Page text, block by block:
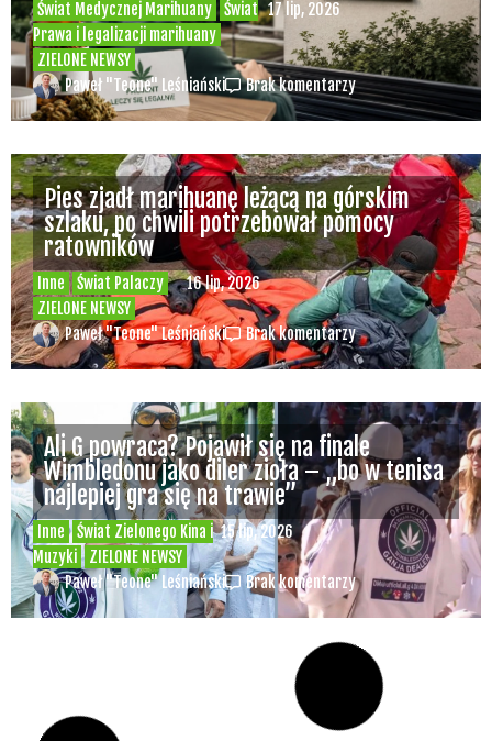
Paweł "Teone" Leśniański Brak komentarzy
O nas
JESTEŚMY NIEZALEŻNYM PORTALEM KONOPNYM,
GROMADZĄCYM INFORMACJE DOTYCZĄCE KAŻDYCH
ASPEKTÓW ZWIĄZANYMI Z KULTURĄ CANNABIS NA CAŁYM
ŚWIECIE. RAZEM Z NAMI ODKRYWAJ TAJEMNICE ZIELONEGO